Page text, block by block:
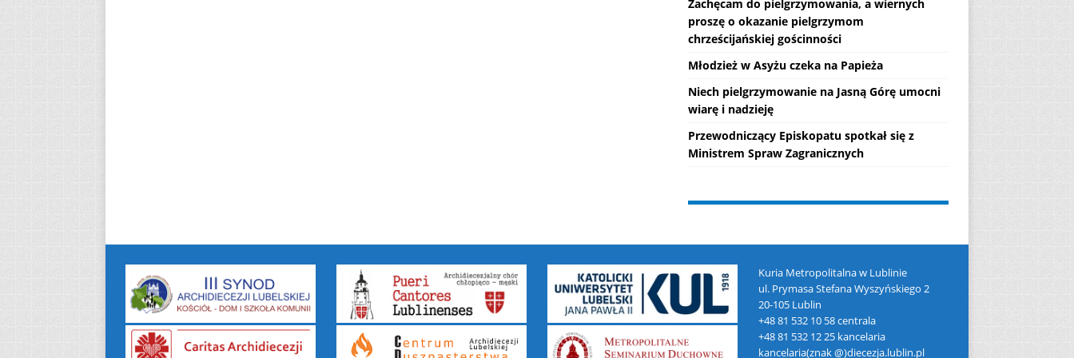
Zachęcam do pielgrzymowania, a wiernych
proszę o okazanie pielgrzymom
chrześcijańskiej gościnności
Młodzież w Asyżu czeka na Papieża
Niech pielgrzymowanie na Jasną Górę umocni
wiarę i nadzieję
Przewodniczący Episkopatu spotkał się z
Ministrem Spraw Zagranicznych
Kuria Metropolitalna w Lublinie
ul. Prymasa Stefana Wyszyńskiego 2
20-105 Lublin
+48 81 532 10 58 centrala
+48 81 532 12 25 kancelaria
kancelaria(znak @)diecezja.lublin.pl